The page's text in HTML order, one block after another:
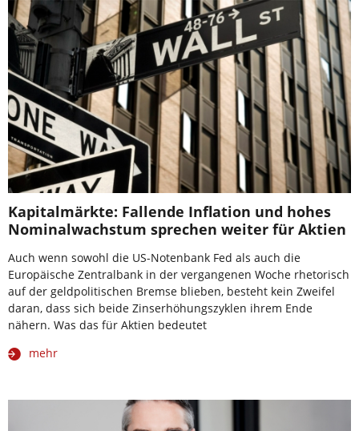
Kapitalmärkte: Fallende Inflation und hohes
Nominalwachstum sprechen weiter für Aktien
Auch wenn sowohl die US-Notenbank Fed als auch die
Europäische Zentralbank in der vergangenen Woche rhetorisch
auf der geldpolitischen Bremse blieben, besteht kein Zweifel
daran, dass sich beide Zinserhöhungszyklen ihrem Ende
nähern. Was das für Aktien bedeutet
mehr